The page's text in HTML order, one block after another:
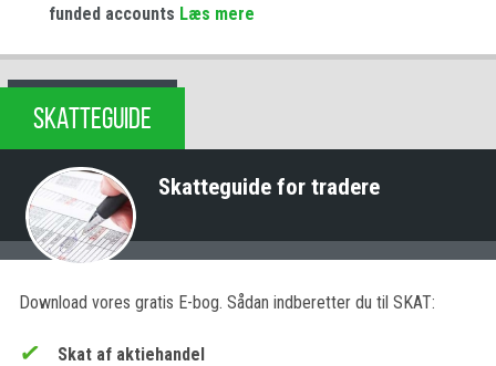
funded accounts Læs mere
SKATTEGUIDE
Skatteguide for tradere
Download vores gratis E-bog. Sådan indberetter du til SKAT:
Skat af aktiehandel